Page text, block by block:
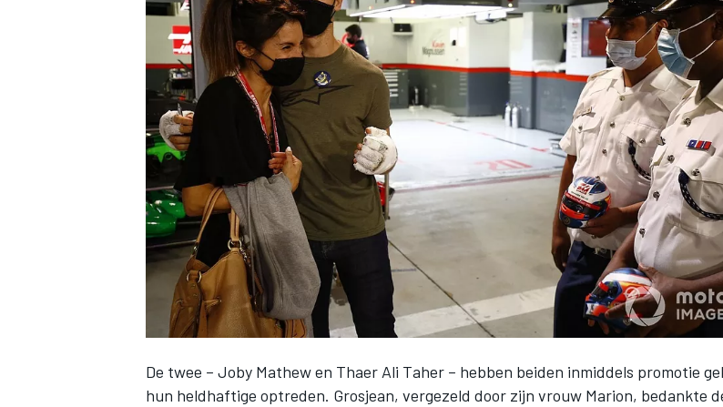
INDYCAR
De twee – Joby Mathew en Thaer Ali Taher – hebben beiden inmiddels promotie
hun heldhaftige optreden. Grosjean, vergezeld door zijn vrouw Marion, bedankte